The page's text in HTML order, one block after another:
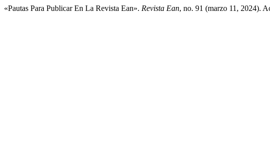
«Pautas Para Publicar En La Revista Ean». Revista Ean, no. 91 (marzo 11, 2024).